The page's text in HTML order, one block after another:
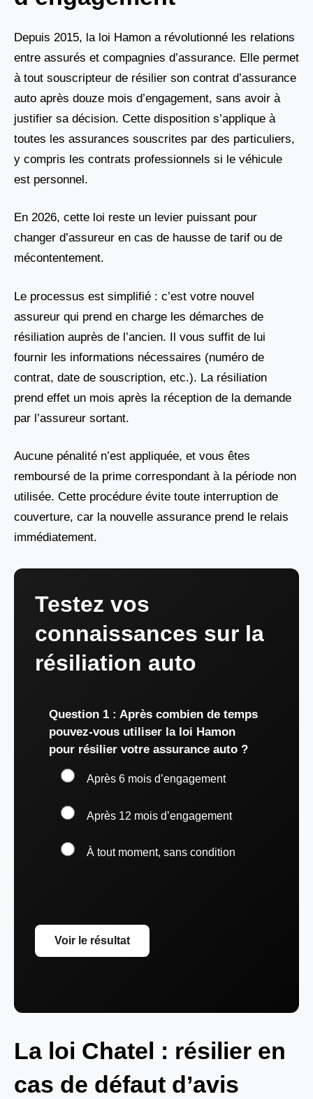
Depuis 2015, la loi Hamon a révolutionné les relations
entre assurés et compagnies d’assurance. Elle permet
à tout souscripteur de résilier son contrat d’assurance
auto après douze mois d’engagement, sans avoir à
justifier sa décision. Cette disposition s’applique à
toutes les assurances souscrites par des particuliers,
y compris les contrats professionnels si le véhicule
est personnel.
En 2026, cette loi reste un levier puissant pour
changer d’assureur en cas de hausse de tarif ou de
mécontentement.
Le processus est simplifié : c’est votre nouvel
assureur qui prend en charge les démarches de
résiliation auprès de l’ancien. Il vous suffit de lui
fournir les informations nécessaires (numéro de
contrat, date de souscription, etc.). La résiliation
prend effet un mois après la réception de la demande
par l’assureur sortant.
Aucune pénalité n’est appliquée, et vous êtes
remboursé de la prime correspondant à la période non
utilisée. Cette procédure évite toute interruption de
couverture, car la nouvelle assurance prend le relais
immédiatement.
Testez vos
connaissances sur la
résiliation auto
Question 1 : Après combien de temps
pouvez-vous utiliser la loi Hamon
pour résilier votre assurance auto ?
Après 6 mois d’engagement
Après 12 mois d’engagement
À tout moment, sans condition
Voir le résultat
La loi Chatel : résilier en
cas de défaut d’avis